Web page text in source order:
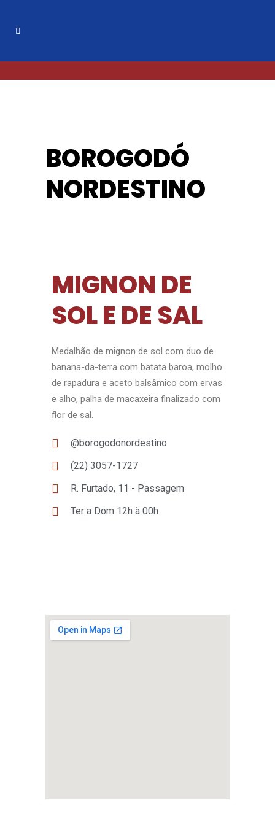
BOROGODÓ
NORDESTINO
MIGNON DE
SOL E DE SAL
Medalhão de mignon de sol com duo de
banana-da-terra com batata baroa, molho
de rapadura e aceto balsâmico com ervas
e alho, palha de macaxeira finalizado com
flor de sal.
@borogodonordestino
(22) 3057-1727
R. Furtado, 11 - Passagem
Ter a Dom 12h à 00h